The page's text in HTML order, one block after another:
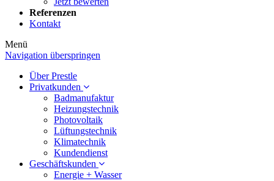
Referenzen
Kontakt
Menü
Navigation überspringen
Über Prestle
Privatkunden
Badmanufaktur
Heizungstechnik
Photovoltaik
Lüftungstechnik
Klimatechnik
Kundendienst
Geschäftskunden
Energie + Wasser